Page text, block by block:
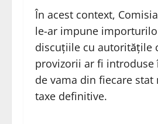
În acest context,
le-ar impune
discuțiile cu autoritățile
provizorii ar fi introduse
de vama din fiecare
taxe definitive.